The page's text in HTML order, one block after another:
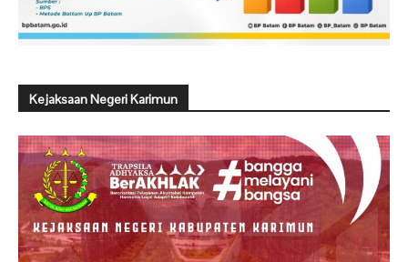
Kejaksaan Negeri Karimun